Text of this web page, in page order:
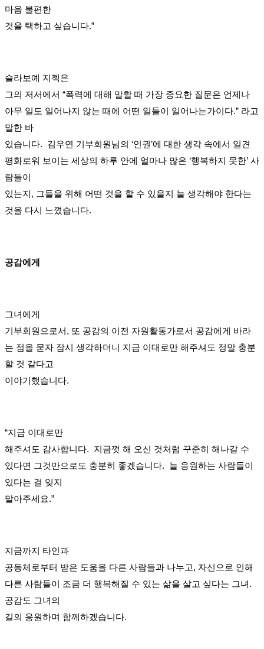
마음 불편한
것을 택하고 싶습니다.”
슬라보예 지젝은
그의 저서에서 “폭력에 대해 말할 때 가장 중요한 질문은 언제나
아무 일도 일어나지 않는 때에 어떤 일들이 일어나는가이다.” 라고
말한 바
있습니다. 김우연 기부회원님의 ‘인권’에 대한 생각 속에서 일견
평화로워 보이는 세상의 하루 안에 얼마나 많은 ‘행복하지 못한’ 사
람들이
있는지, 그들을 위해 어떤 것을 할 수 있을지 늘 생각해야 한다는
것을 다시 느꼈습니다.
공감에게
그녀에게
기부회원으로서, 또 공감의 이전 자원활동가로서 공감에게 바라
는 점을 묻자 잠시 생각하더니 지금 이대로만 해주셔도 정말 충분
할 것 같다고
이야기했습니다.
“지금 이대로만
해주셔도 감사합니다. 지금껏 해 오신 것처럼 꾸준히 해나갈 수
있다면 그것만으로도 충분히 좋겠습니다. 늘 응원하는 사람들이
있다는 걸 잊지
말아주세요.”
지금까지 타인과
공동체로부터 받은 도움을 다른 사람들과 나누고, 자신으로 인해
다른 사람들이 조금 더 행복해질 수 있는 삶을 살고 싶다는 그녀.
공감도 그녀의
길의 응원하며 함께하겠습니다.